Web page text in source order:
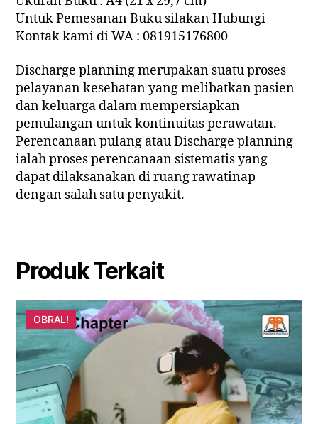
Untuk Pemesanan Buku silakan Hubungi
Kontak kami di WA : 081915176800
Discharge planning merupakan suatu proses
pelayanan kesehatan yang melibatkan pasien
dan keluarga dalam mempersiapkan
pemulangan untuk kontinuitas perawatan.
Perencanaan pulang atau Discharge planning
ialah proses perencanaan sistematis yang
dapat dilaksanakan di ruang rawatinap
dengan salah satu penyakit.
Produk Terkait
OBRAL!